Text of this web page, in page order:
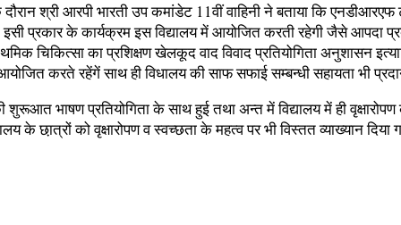
दौरान श्री आरपी भारती उप कमांडेट 11वीं वाहिनी ने बताया कि
प्रकार के कार्यक्रम इस विद्यालय में आयोजित करती रहेगी जैसे आपदा
चिकित्सा का प्रशिक्षण खेलकूद वाद विवाद प्रतियोगिता अनुशासन
करते रहेंगें साथ ही विधालय की साफ सफाई सम्बन्धी सहायता भी
शुरूआत भाषण प्रतियोगिता के साथ हुई तथा अन्त में विद्यालय में ही वृक्षारोपण
के छा़त्रों को वृक्षारोपण व स्वच्छता के महत्व पर भी विस्तत व्याख्यान दिया